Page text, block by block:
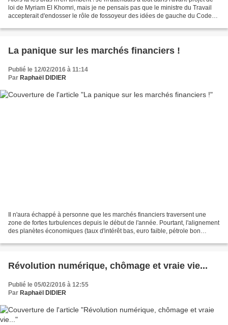
loi de Myriam El Khomri, mais je ne pensais pas que le ministre du Travail
accepterait d'endosser le rôle de fossoyeur des idées de gauche du Code
La panique sur les marchés financiers !
Publié le 12/02/2016 à 11:14
Par Raphaël DIDIER
Il n'aura échappé à personne que les marchés financiers traversent une
zone de fortes turbulences depuis le début de l'année. Pourtant, l'alignement
des planètes économiques (taux d'intérêt bas, euro faible, pétrole bon
Révolution numérique, chômage et vraie vie...
Publié le 05/02/2016 à 12:55
Par Raphaël DIDIER